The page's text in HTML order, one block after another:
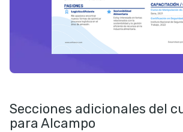
Secciones adicionales del
para Alcampo